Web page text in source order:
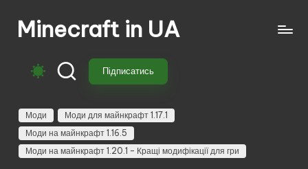
ПерейтиMinecraft in UA
свіжі
моди
Майнкрафт:
моби,
зброя,
техніка,
Підписатись
Моди
Моди для майнкрафт 1.17.1
Моди на майнкрафт 1.16.5
Моди на майнкрафт 1.20.1 – Кращі модифікації для гри